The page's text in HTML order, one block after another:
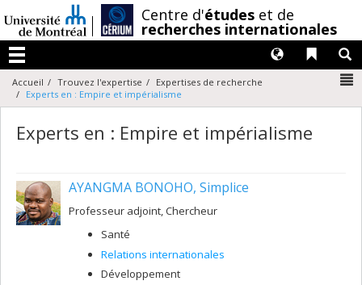
au
contenu
Centre d'études et de
recherches internationales
Menu
Liens
Langues
Accueil Trouvez l'expertise
Expertises de recherche
Experts en : Empire et impérialisme
Experts en : Empire et impérialisme
AYANGMA BONOHO, Simplice
Professeur adjoint, Chercheur
Santé
Relations internationales
Développement